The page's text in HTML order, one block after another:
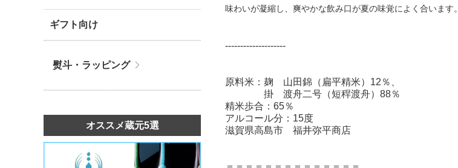
味わいが凝縮し、爽やかな飲み口が夏の味覚によく合います。
--------------------
原料米：麹 山田錦（扁平精米）12％、
掛 渡舟二号（短稈渡舟）88％
精米歩合：65％
アルコール分：15度
滋賀県高島市 福井弥平商店
ギフト向け
熨斗・ラッピング
オススメ蔵元5選